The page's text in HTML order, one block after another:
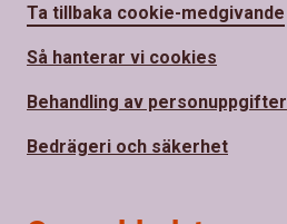
Ta tillbaka cookie-medgivande
Så hanterar vi cookies
Behandling av personuppgifter
Bedrägeri och säkerhet